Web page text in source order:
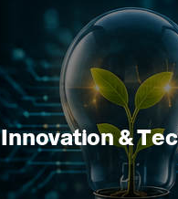
Innovation &